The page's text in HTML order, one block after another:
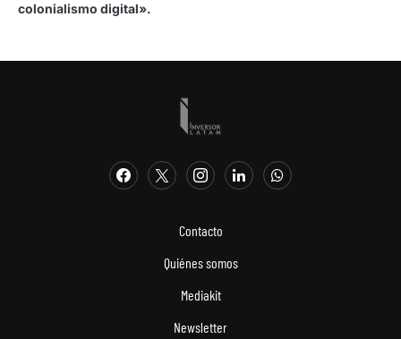
colonialismo digital».
Contacto
Quiénes somos
Mediakit
Newsletter